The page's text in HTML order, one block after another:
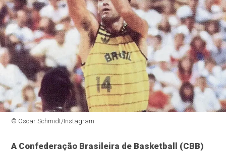
© Oscar Schmidt/Instagram
A Confederação Brasileira de Basketball (CBB)